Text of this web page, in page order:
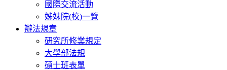
國際交流活動
姊妹院(校)一覽
辦法規章
研究所修業規定
大學部法規
碩士班表單